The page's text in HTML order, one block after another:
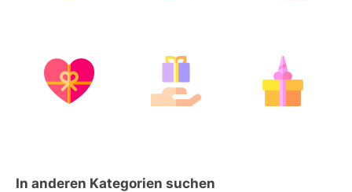
In anderen Kategorien suchen